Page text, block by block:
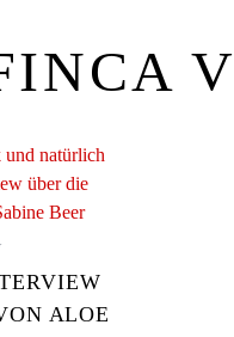
ALOE